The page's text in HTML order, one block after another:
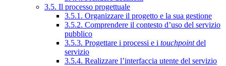
3.5. Il processo progettuale
3.5.1. Organizzare il progetto e la sua gestione
3.5.2. Comprendere il contesto d’uso del servizio
pubblico
3.5.3. Progettare i processi e i touchpointdel
servizio
3.5.4. Realizzare l’interfaccia utente del servizio